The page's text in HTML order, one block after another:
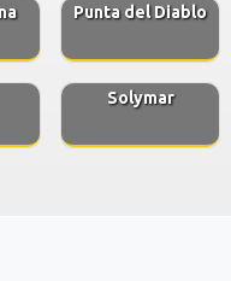
Punta del Diablo
Solymar